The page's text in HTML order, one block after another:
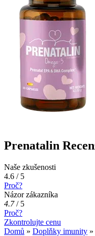
Prenatalin
Naše zkušenosti
4.6 / 5
Proč?
Názor zákazníka
4.7/ 5
Proč?
Zkontrolujte cenu
Domů » Doplňky imunity »